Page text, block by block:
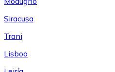
Siracusa
Trani
Lisboa